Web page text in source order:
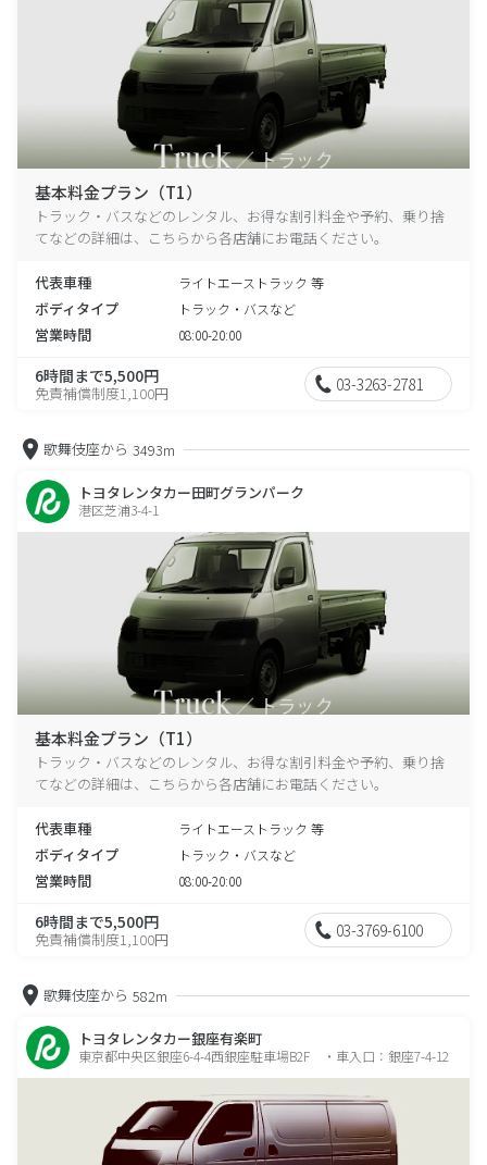
基本料金プラン（T1）
トラック・バスなどのレンタル、お得な割引料金や予約、乗り捨
てなどの詳細は、こちらから各店舗にお電話ください。
代表車種 ライトエーストラック 等
ボディタイプ トラック・バスなど
営業時間 08:00-20:00
6時間まで5,500円
免責補償制度1,100円 03-3263-2781
歌舞伎座から 3493m
トヨタレンタカー田町グランパーク
港区芝浦3-4-1
基本料金プラン（T1）
トラック・バスなどのレンタル、お得な割引料金や予約、乗り捨
てなどの詳細は、こちらから各店舗にお電話ください。
代表車種 ライトエーストラック 等
ボディタイプ トラック・バスなど
営業時間 08:00-20:00
6時間まで5,500円
免責補償制度1,100円 03-3769-6100
歌舞伎座から 582m
トヨタレンタカー銀座有楽町
東京都中央区銀座6-4-4西銀座駐車場B2F ・車入口：銀座7-4-12